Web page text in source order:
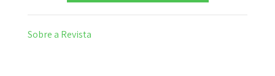
Sobre a Revista